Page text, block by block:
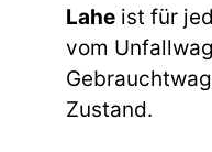
Lahe ist für
vom
Zustand.